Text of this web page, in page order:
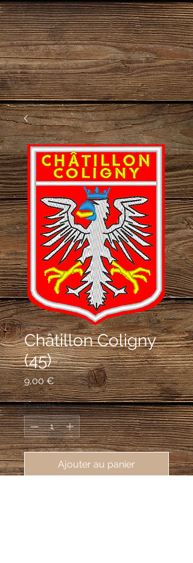
Châtillon Coligny
(45)
9,00 €Prix
Quantité *
Ajouter au panier